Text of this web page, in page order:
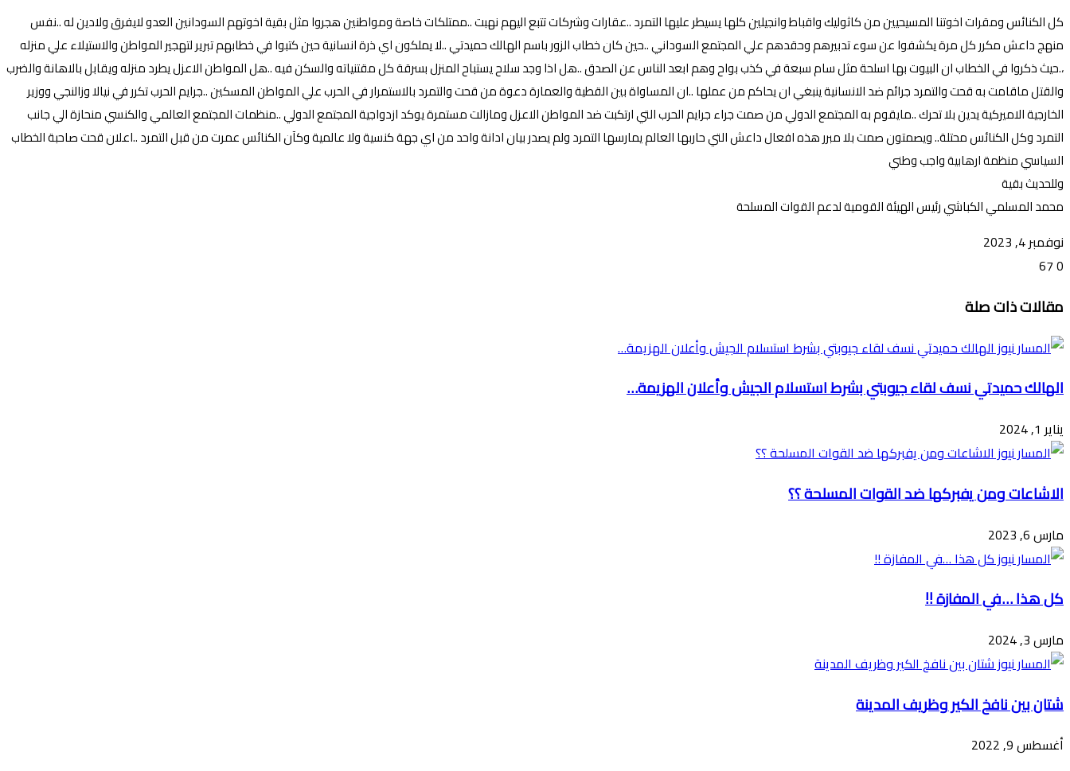
كل الكنائس ومقرات اخوتنا المسيحيين من كاثوليك واقباط وانجيلين كلها يسيطر عليها التمرد ..عقارات وشركات تتبع اليهم نهبت ..ممتلكات خاصة ومواطنين هجروا مثل بقية اخوتهم السودانين العدو لايفرق ولادين له ..نفس
منهج داعش مكرر كل مرة يكشفوا عن سوء تدبيرهم وحقدهم علي المجتمع السوداني ..حين كان خطاب الزور باسم الهالك حميدتي ..لا يملكون اي ذرة انسانية حين كتبوا في خطابهم تبرير لتهجير المواطن والاستيلاء علي منزله
،.حيث ذكروا في الخطاب ان البيوت بها اسلحة مثل سام سبعة في كذب بواح وهم ابعد الناس عن الصدق ..هل اذا وجد سلاح يستباح المنزل بسرقة كل مقتنياته والسكن فيه ..هل المواطن الاعزل يطرد منزله ويقابل بالاهانة والضرب
والقتل ماقامت به قحت والتمرد جرائم ضد الانسانية ينبغي ان يحاكم من عملها ..ان المساواة بين القطية والعمارة دعوة من قحت والتمرد بالاستمرار في الحرب علي المواطن المسكين ..جرايم الحرب تكرر في نيالا وزالنجي ووزير
الخارجية الاميركية يدين بلا تحرك ..مايقوم به المجتمع الدولي من صمت جراء جرايم الحرب التي ارتكبت ضد المواطن الاعزل ومازالت مستمرة يوكد ازدواجية المجتمع الدولي ..منظمات المجتمع العالمي والكنسي منحازة الي جانب
التمرد وكل الكنائس محتلة.. ويصمتون صمت بلا مبرر هذه افعال داعش التي حاربها العالم يمارسها التمرد ولم يصدر بيان ادانة واحد من اي جهة كنسية ولا عالمية وكآن الكنائس عمرت من قبل التمرد ..اعلان قحت صاحبة الخطاب
السياسي منظمة ارهابية واجب وطني
وللحديث بقية
محمد المسلمي الكباشي رئيس الهيئة القومية لدعم القوات المسلحة
نوفمبر 4, 2023
0
عبر
البريد
مقالات ذات صلة
الهالك حميدتي نسف لقاء جيوبتي بشرط استسلام الجيش وأعلان الهزيمة…
يناير 1, 2024
الاشاعات ومن يفبركها ضد القوات المسلحة ؟؟
مارس 6, 2023
كل هذا …في المفازة !!
مارس 3, 2024
شتان بين نافخ الكير وظريف المدينة
أغسطس 9, 2022